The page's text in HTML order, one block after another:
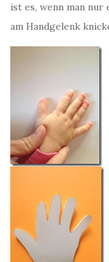
ist es, wenn man nur
am Handgelenk